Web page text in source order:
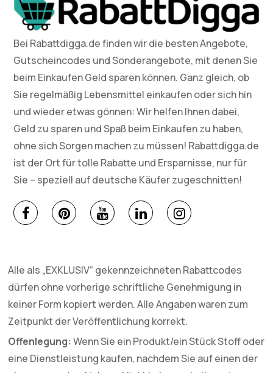
Bei Rabattdigga.de finden wir die besten Angebote,
Gutscheincodes und Sonderangebote, mit denen Sie
beim Einkaufen Geld sparen können. Ganz gleich, ob
Sie regelmäßig Lebensmittel einkaufen oder sich hin
und wieder etwas gönnen: Wir helfen Ihnen dabei,
Geld zu sparen und Spaß beim Einkaufen zu haben,
ohne sich Sorgen machen zu müssen! Rabattdigga.de
ist der Ort für tolle Rabatte und Ersparnisse, nur für
Sie – speziell auf deutsche Käufer zugeschnitten!
Alle als „EXKLUSIV“ gekennzeichneten Rabattcodes
dürfen ohne vorherige schriftliche Genehmigung in
keiner Form kopiert werden. Alle Angaben waren zum
Zeitpunkt der Veröffentlichung korrekt.
Offenlegung: Wenn Sie ein Produkt/ein Stück Stoff oder
eine Dienstleistung kaufen, nachdem Sie auf einen der